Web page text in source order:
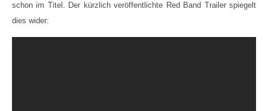
schon im Titel. Der kürzlich veröffentlichte Red Band Trailer spiegelt
dies wider: